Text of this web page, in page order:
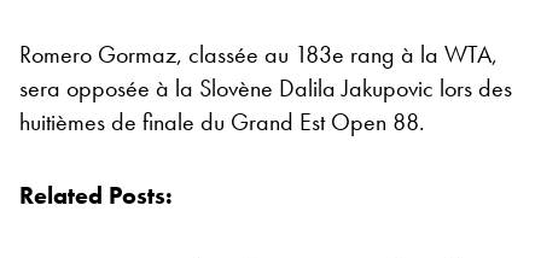
Romero Gormaz, classée au 183e rang à la WTA,
sera opposée à la Slovène Dalila Jakupovic lors des
huitièmes de finale du Grand Est Open 88.
Related Posts: